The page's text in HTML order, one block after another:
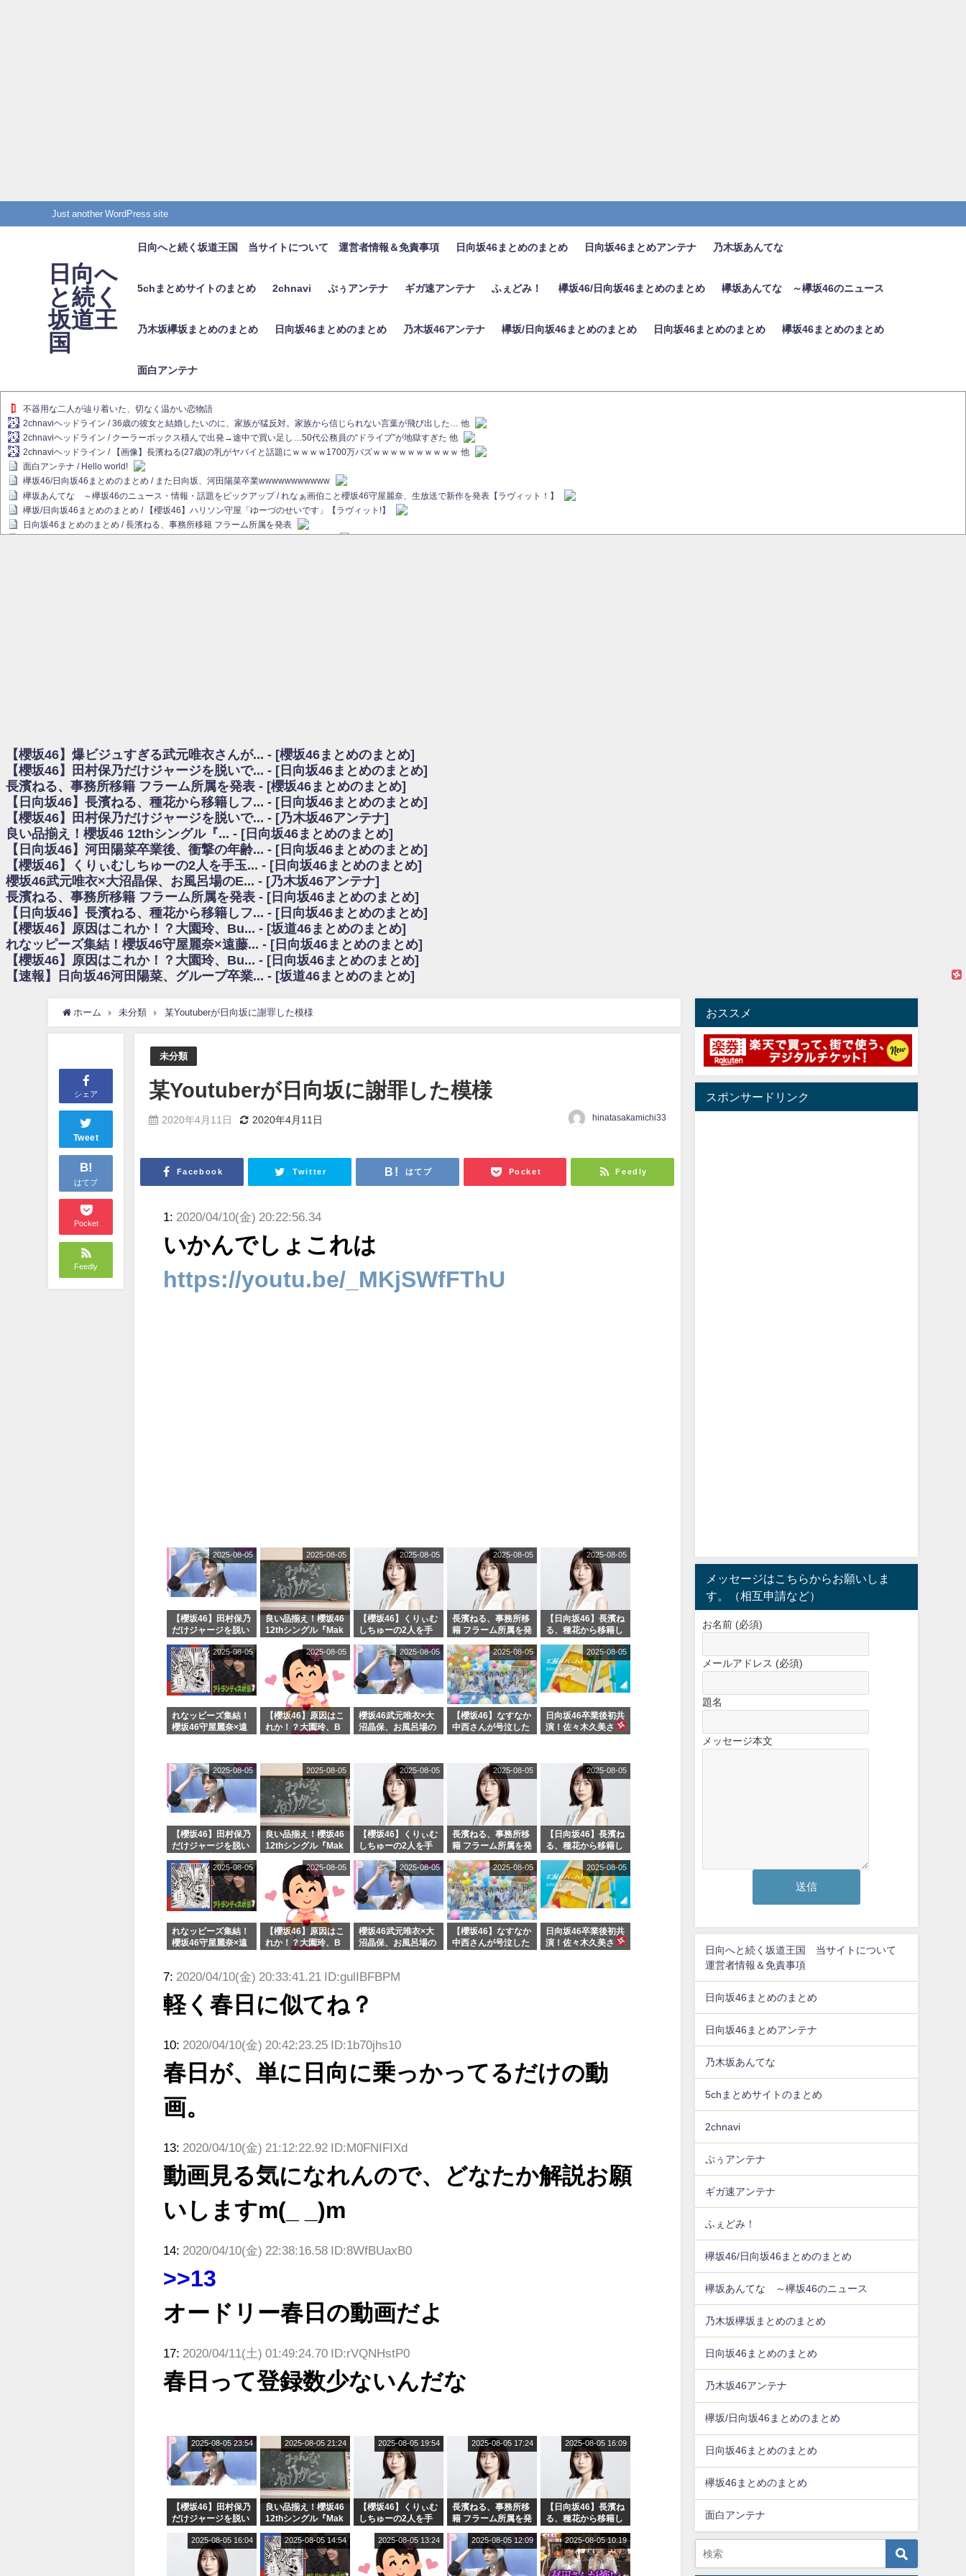
Just another WordPress site
日向へ
と続く
坂道王
国
日向へと続く坂道王国 当サイトについて 運営者情報＆免責事項 日向坂46まとめのまとめ 日向坂46まとめアンテナ 乃木坂あんてな
5chまとめサイトのまとめ 2chnavi ぷぅアンテナ ギガ速アンテナ ふぇどみ！ 欅坂46/日向坂46まとめのまとめ 欅坂あんてな ～欅坂46のニュース
乃木坂欅坂まとめのまとめ 日向坂46まとめのまとめ 乃木坂46アンテナ 欅坂/日向坂46まとめのまとめ 日向坂46まとめのまとめ 欅坂46まとめのまとめ
面白アンテナ
不器用な二人が辿り着いた、切なく温かい恋物語
2chnaviヘッドライン / 36歳の彼女と結婚したいのに、家族が猛反対。家族から信じられない言葉が飛び出した… 他
2chnaviヘッドライン / クーラーボックス積んで出発→途中で買い足し…50代公務員の“ドライブ”が地獄すぎた 他
2chnaviヘッドライン / 【画像】長濱ねる(27歳)の乳がヤバイと話題にｗｗｗｗ1700万バズｗｗｗｗｗｗｗｗｗｗ 他
面白アンテナ / Hello world!
欅坂46/日向坂46まとめのまとめ / また日向坂、河田陽菜卒業wwwwwwwwwww
欅坂あんてな ～欅坂46のニュース・情報・話題をピックアップ / れなぁ画伯こと櫻坂46守屋麗奈、生放送で新作を発表【ラヴィット！】
欅坂/日向坂46まとめのまとめ / 【櫻坂46】ハリソン守屋「ゆーづのせいです」【ラヴィット!】
日向坂46まとめのまとめ / 長濱ねる、事務所移籍 フラーム所属を発表
乃木坂欅坂まとめのまとめ / 【日向坂46】この月、何かあるのか！？『お願いバッハ！』ミーグリ日程がこちら
欅坂/日向坂46まとめのまとめ / 【櫻坂46】ミーグリで喧嘩！？山下瞳月、これはマジギレしてる
乃木坂46アンテナ / 【櫻坂46】ハリソン守屋「ゆーづのせいです」【ラヴィット!】
乃木坂あんてな ～乃木坂46・欅坂46・日向坂46のニュース・情報・話題をピックアップ / 良い品揃え！櫻坂46 12thシングル『Make or Break』オフィシャルグッズ絶賛販売受付中
日向坂46まとめのまとめ / 【日向坂46】この月、何かあるのか！？『お願いバッハ！』ミーグリ日程がこちら
日向坂46まとめのまとめ / 【元日向坂46】この卒業生、めちゃくちゃテレビで見かけるな
欅坂/日向坂46まとめのまとめ / 【櫻坂46】リアルミーグリであの販売も！『Make or Break』オフィシャルグッズ解禁
乃木坂46アンテナ / 【櫻坂46】ミーグリで喧嘩！？山下瞳月、これはマジギレしてる
乃木坂あんてな ～乃木坂46・欅坂46・日向坂46のニュース・情報・話題をピックアップ / れなッピーズ集結！櫻坂46守屋麗奈×遠藤理子、8/6「ラヴィット！」水曜スタジオ出演決定
日向坂46まとめのまとめ / 【日向坂46】富田鈴花、次の事務所が決まってそう！？
日向坂46まとめのまとめ / 【日向坂46】富田鈴花、次の事務所が決まってそう！？
乃木坂46アンテナ / 【日向坂46】この月、何かあるのか！？『お願いバッハ！』ミーグリ日程がこちら
乃木坂あんてな ～乃木坂46・欅坂46・日向坂46のニュース・情報・話題をピックアップ / 日向坂46卒業後初共演！佐々木久美さん、師匠オードリー若林さんと再会した結果･･･【激レアさんを連れてきた。】
欅坂46/日向坂46まとめのまとめ / 『anan』の表紙の櫻坂46さん、多様性の時代だと話題に
欅坂46/日向坂46まとめのまとめ / 日向坂46より重大発表！！！！
日向坂46まとめのまとめ / 【朗報】増田三莉音さんの生足wwwwwwwwwwww
日向坂46まとめのまとめ / 【日向坂46】五期生着ぐるみ生写真も！ 富田鈴花考案グッズ＆生写真5種が公開される
アイドル – ぷぅアンテナ / 「乃木坂46ののぎおび⊿」北野日奈子が生配信！【2022.3.22 17:15〜 SHOWROOM】
アイドル – ぷぅアンテナ / 2022年3月22日（火）のメディア情報
アイドル – ぷぅアンテナ / 【乃木坂46】井上和の『なぎおはぎ』って こんぺいとう×いちごみるく×マヨラー星人 と同じと考えてよろしいですか？
アイドル – ぷぅアンテナ / 【乃木坂46】日村勇紀 gif職人が切り抜いた名シーン.gif
ふぇどみ！ / 【悲報】呪術廻戦、視聴率5.1%
ふぇどみ！ / 【画像】スポ－ツキャスターお姉さん・ハメまくりだったｗｗｗｗｗｗｗｗｗｗｗｗ
ふぇどみ！ / 【悲報】母「裕福な過程が高学歴になるとか大嘘。教育に金をかけまくったうちの息子が団地住みの貧乏に学歴で負けた」
Powered by livedoor 相互RSS
【櫻坂46】爆ビジュすぎる武元唯衣さんが... - [櫻坂46まとめのまとめ]
【櫻坂46】田村保乃だけジャージを脱いで... - [日向坂46まとめのまとめ]
長濱ねる、事務所移籍 フラーム所属を発表 - [櫻坂46まとめのまとめ]
【日向坂46】長濱ねる、種花から移籍しフ... - [日向坂46まとめのまとめ]
【櫻坂46】田村保乃だけジャージを脱いで... - [乃木坂46アンテナ]
良い品揃え！櫻坂46 12thシングル『... - [日向坂46まとめのまとめ]
【日向坂46】河田陽菜卒業後、衝撃の年齢... - [日向坂46まとめのまとめ]
【櫻坂46】くりぃむしちゅーの2人を手玉... - [日向坂46まとめのまとめ]
櫻坂46武元唯衣×大沼晶保、お風呂場のE... - [乃木坂46アンテナ]
長濱ねる、事務所移籍 フラーム所属を発表 - [日向坂46まとめのまとめ]
【日向坂46】長濱ねる、種花から移籍しフ... - [日向坂46まとめのまとめ]
【櫻坂46】原因はこれか！？大園玲、Bu... - [坂道46まとめのまとめ]
れなッピーズ集結！櫻坂46守屋麗奈×遠藤... - [日向坂46まとめのまとめ]
【櫻坂46】原因はこれか！？大園玲、Bu... - [日向坂46まとめのまとめ]
【速報】日向坂46河田陽菜、グループ卒業... - [坂道46まとめのまとめ]
ホーム 未分類 某Youtuberが日向坂に謝罪した模様
シェア
Tweet
B!
はてブ
Pocket
Feedly
未分類
某Youtuberが日向坂に謝罪した模様
2020年4月11日 2020年4月11日 hinatasakamichi33
Facebook Twitter はてブ Pocket Feedly
1: 2020/04/10(金) 20:22:56.34
いかんでしょこれは
https://youtu.be/_MKjSWfFThU
【櫻坂46】田村保乃
だけジャージを脱い
2025-08-05
良い品揃え！櫻坂46
12thシングル『Mak
シャルグッズ絶賛販
売受付中
2025-08-05
【櫻坂46】くりぃむ
しちゅーの2人を手
【くりぃむナンタ
ラ】
2025-08-05
長濱ねる、事務所移
籍 フラーム所属を発
2025-08-05
【日向坂46】長濱ね
る、種花から移籍し
れで事務所に所属し
ているのは... おひさ
まの反応がこちら
2025-08-05
れなッピーズ集結！
櫻坂46守屋麗奈×遠
ジオ出演決定
2025-08-05
【櫻坂46】原因はこ
れか！？大園玲、B
2025-08-05
櫻坂46武元唯衣×大
沼晶保、お風呂場の
2025-08-05
【櫻坂46】なすなか
中西さんが号泣した
2025-08-05
日向坂46卒業後初共
演！佐々木久美さ
結果･･･【激レアさ
んを連れてきた。】
2025-08-05
【櫻坂46】田村保乃
だけジャージを脱い
2025-08-05
良い品揃え！櫻坂46
12thシングル『Mak
シャルグッズ絶賛販
売受付中
2025-08-05
【櫻坂46】くりぃむ
しちゅーの2人を手
【くりぃむナンタ
ラ】
2025-08-05
長濱ねる、事務所移
籍 フラーム所属を発
2025-08-05
【日向坂46】長濱ね
る、種花から移籍し
れで事務所に所属し
ているのは... おひさ
まの反応がこちら
2025-08-05
れなッピーズ集結！
櫻坂46守屋麗奈×遠
ジオ出演決定
2025-08-05
【櫻坂46】原因はこ
れか！？大園玲、B
2025-08-05
櫻坂46武元唯衣×大
沼晶保、お風呂場の
タラ】
2025-08-05
【櫻坂46】なすなか
中西さんが号泣した
2025-08-05
日向坂46卒業後初共
演！佐々木久美さ
2025-08-05
7: 2020/04/10(金) 20:33:41.21 ID:gulIBFBPM
軽く春日に似てね？
10: 2020/04/10(金) 20:42:23.25 ID:1b70jhs10
春日が、単に日向に乗っかってるだけの動
画。
13: 2020/04/10(金) 21:12:22.92 ID:M0FNIFIXd
動画見る気になれんので、どなたか解説お願
いしますm(_ _)m
14: 2020/04/10(金) 22:38:16.58 ID:8WfBUaxB0
>>13
オードリー春日の動画だよ
17: 2020/04/11(土) 01:49:24.70 ID:rVQNHstP0
春日って登録数少ないんだな
【櫻坂46】田村保乃
だけジャージを脱い
2025-08-05 23:54
良い品揃え！櫻坂46
12thシングル『Mak
シャルグッズ絶賛販
売受付中
2025-08-05 21:24
【櫻坂46】くりぃむ
しちゅーの2人を手
【くりぃむナンタ
ラ】
2025-08-05 19:54
長濱ねる、事務所移
籍 フラーム所属を発
2025-08-05 17:24
【日向坂46】長濱ね
る、種花から移籍し
れで事務所に所属し
ているのは... おひさ
まの反応がこちら
2025-08-05 16:09
2025-08-05 16:04 2025-08-05 14:54 2025-08-05 13:24 2025-08-05 12:09 2025-08-05 10:19
おススメ
スポンサードリンク
メッセージはこちらからお願いしま
す。（相互申請など）
お名前 (必須)
メールアドレス (必須)
題名
メッセージ本文
日向へと続く坂道王国 当サイトについて
運営者情報＆免責事項
日向坂46まとめのまとめ
日向坂46まとめアンテナ
乃木坂あんてな
5chまとめサイトのまとめ
2chnavi
ぷぅアンテナ
ギガ速アンテナ
ふぇどみ！
欅坂46/日向坂46まとめのまとめ
欅坂あんてな ～欅坂46のニュース
乃木坂欅坂まとめのまとめ
日向坂46まとめのまとめ
乃木坂46アンテナ
欅坂/日向坂46まとめのまとめ
日向坂46まとめのまとめ
欅坂46まとめのまとめ
面白アンテナ